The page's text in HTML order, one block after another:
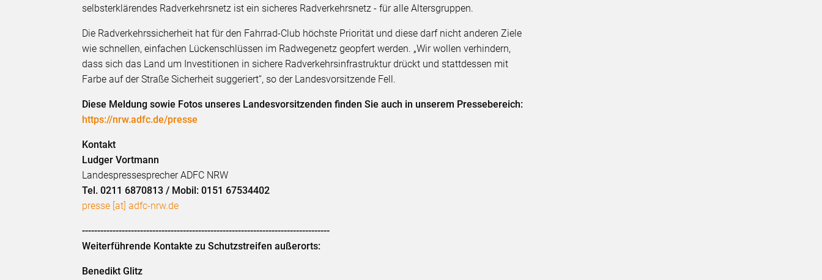
selbsterklärendes Radverkehrsnetz ist ein sicheres Radverkehrsnetz - für alle Altersgruppen.
Die Radverkehrssicherheit hat für den Fahrrad-Club höchste Priorität und diese darf nicht anderen Ziele
wie schnellen, einfachen Lückenschlüssen im Radwegenetz geopfert werden. „Wir wollen verhindern,
dass sich das Land um Investitionen in sichere Radverkehrsinfrastruktur drückt und stattdessen mit
Farbe auf der Straße Sicherheit suggeriert“, so der Landesvorsitzende Fell.
Diese Meldung sowie Fotos unseres Landesvorsitzenden finden Sie auch in unserem Pressebereich:
https://nrw.adfc.de/presse
Kontakt
Ludger Vortmann
Landespressesprecher ADFC NRW
Tel. 0211 6870813 / Mobil: 0151 67534402
presse [at] adfc-nrw.de
---------------------------------------------------------------------------------
Weiterführende Kontakte zu Schutzstreifen außerorts:
Benedikt Glitz